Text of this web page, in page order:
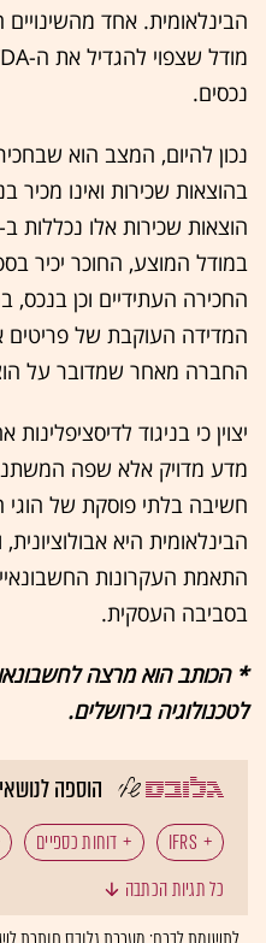
הבינלאומית. אחד מהשינויים
נכסים.
נכון להיום, המצב הוא
בהוצאות שכירות ואינו מכיר
במודל המוצע, החוכר יכיר
החכירה העתידיים וכן בנכס,
החברה מאחר שמדובר על
מדע מדויק אלא שפה
חשיבה בלתי פוסקת של
הבינלאומית היא
התאמת העקרונות
בסביבה העסקית.
* הכותב הוא מרצה
לטכנולוגיה בירושלים.
הוספה
IFRS דוחות כספיים
תקינה חשבונאית
כל תגיות הכתבה